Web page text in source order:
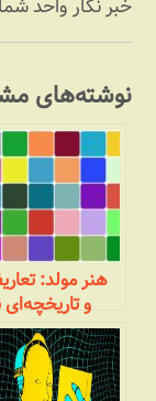
نوشته‌های
هنر مولد:
و تاریخچه‌ای
چندان